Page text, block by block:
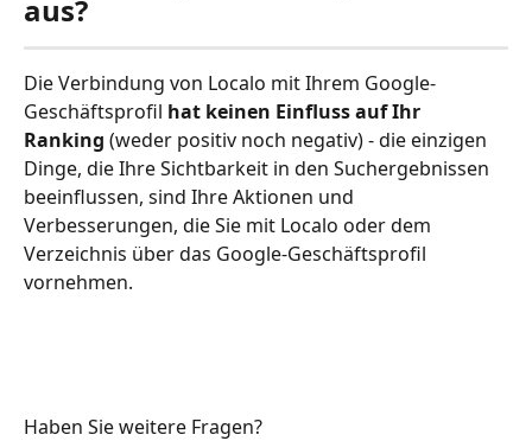
aus?
Die Verbindung von Localo mit Ihrem Google-
Geschäftsprofil hat keinen Einfluss auf Ihr
Ranking (weder positiv noch negativ) - die einzigen
Dinge, die Ihre Sichtbarkeit in den Suchergebnissen
beeinflussen, sind Ihre Aktionen und
Verbesserungen, die Sie mit Localo oder dem
Verzeichnis über das Google-Geschäftsprofil
vornehmen.
Haben Sie weitere Fragen?